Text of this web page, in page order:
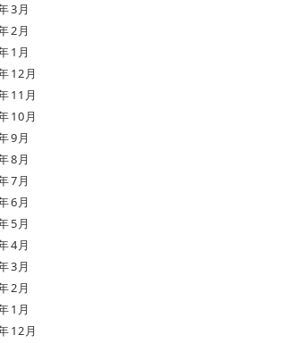
3月
2月
1月
12月
11月
10月
9月
8月
7月
6月
5月
4月
3月
2月
1月
12月